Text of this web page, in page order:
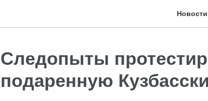
Новости
Следопыты
подаренную